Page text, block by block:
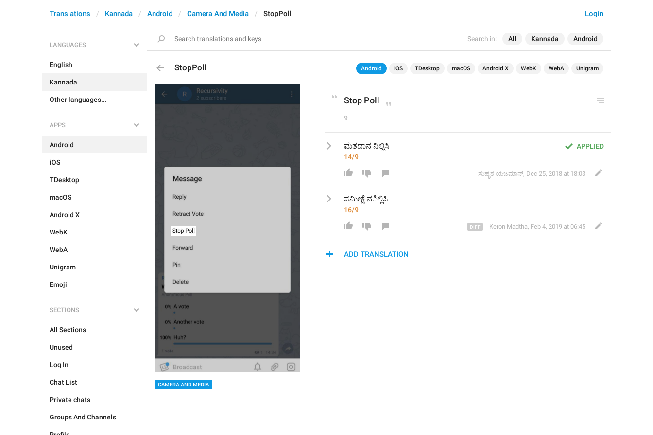
Search in: All Kannada Android
Login
Translations Kannada Android Camera And Media StopPoll
LANGUAGES
English
Kannada
Other languages...
APPS
Android
iOS
TDesktop
macOS
Android X
WebK
WebA
Unigram
Emoji
SECTIONS
All Sections
Unused
Log In
Chat List
Private chats
Groups And Channels
StopPoll Android iOS TDesktop macOS Android X WebK WebA Unigram
CAMERA AND MEDIA
Stop Poll
9
APPLIED
ಮತದಾನ ನಿಲ್ಲಿಸಿ
14/9
ಸುಹೃತ ಯಜಮಾನ್, Dec 25, 2018 at 18:03
ಸಮೀಕ್ಷೆ ನ ಿಲ್ಲಿಸಿ
16/9
Keron Madtha, Feb 4, 2019 at 06:45
ADD TRANSLATION